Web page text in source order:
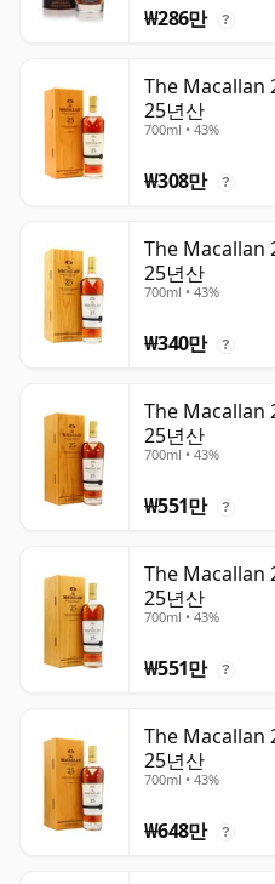
₩286만 ?
The Macallan
25년산
700ml • 43%
₩308만 ?
The Macallan
25년산
700ml • 43%
₩340만 ?
The Macallan
25년산
700ml • 43%
₩551만 ?
The Macallan
25년산
700ml • 43%
₩551만 ?
The Macallan
25년산
700ml • 43%
₩648만 ?